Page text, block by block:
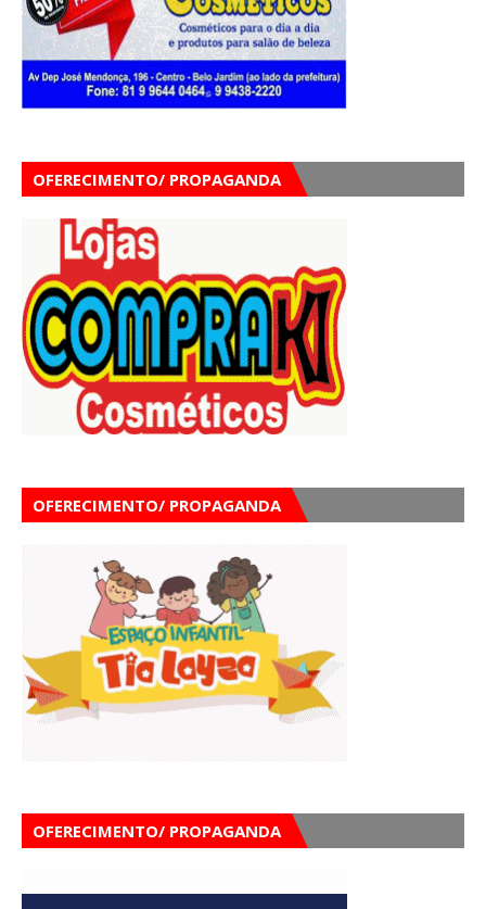
OFERECIMENTO/ PROPAGANDA
OFERECIMENTO/ PROPAGANDA
OFERECIMENTO/ PROPAGANDA